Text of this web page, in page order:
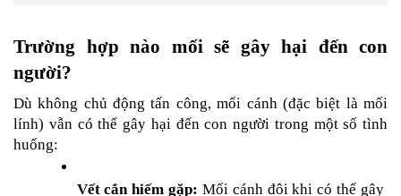
Trường hợp nào mối sẽ gây hại đến con
người?
Dù không chủ động tấn công, mối cánh (đặc biệt là mối
lính) vẫn có thể gây hại đến con người trong một số tình
huống:
Vết cắn hiếm gặp: Mối cánh đôi khi có thể gây